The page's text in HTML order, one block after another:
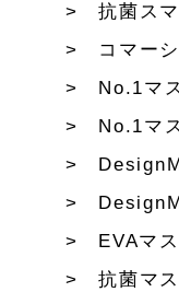
抗菌ス
コマー
No.1マ
No.1マ
EVAマ
抗菌マ